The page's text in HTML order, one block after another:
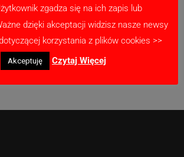
moje dane w tej przeglądarce
kolejnych komentarzy.
zgadza się na ich zapis lub
dzięki akceptacji widzisz nasze newsy
korzystania z plików cookies >>
Akceptuję Czytaj Więcej